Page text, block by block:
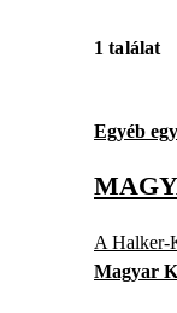
1 találat
Egyéb
A Halker-
Magyar